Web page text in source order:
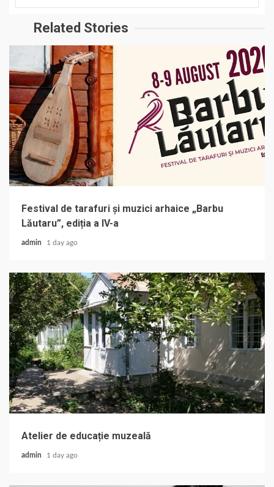
Related Stories
Festival de tarafuri și muzici arhaice „Barbu
Lăutaru”, ediția a IV-a
admin 1 day ago
Atelier de educație muzeală
admin 1 day ago